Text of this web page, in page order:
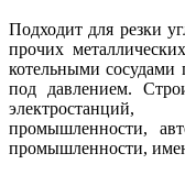
Подходит для резки
прочих
котельными сосудами
под давлением.
электростанций,
промышленности,
промышленности,